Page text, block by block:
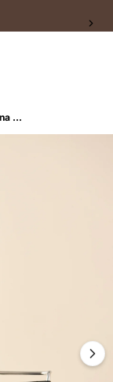
Pantalón con elástico en pretina posterior para mujer. - Blanco